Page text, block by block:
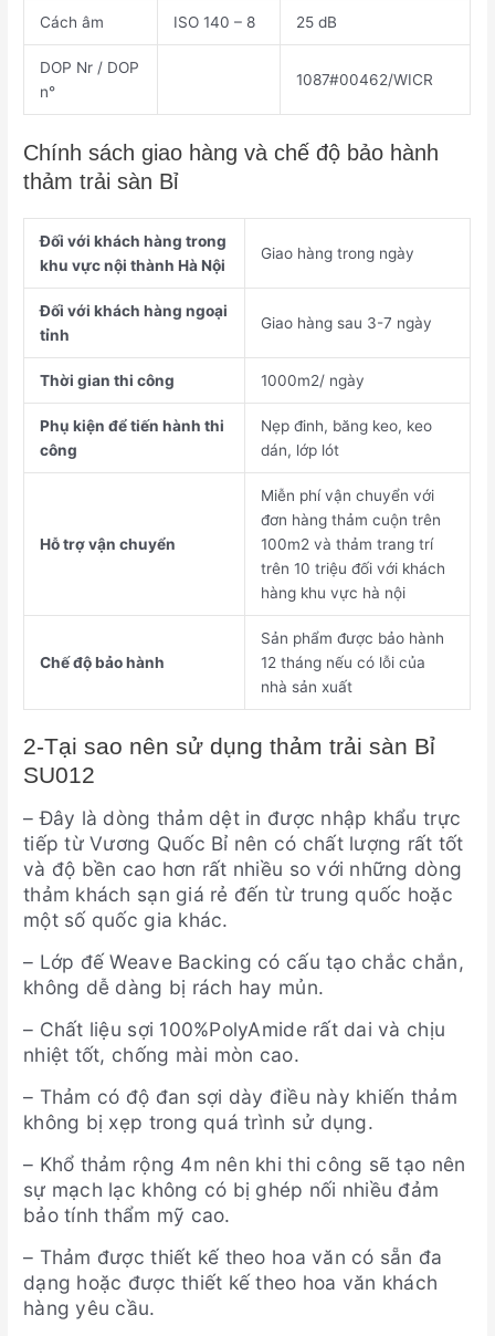
Cách âm ISO 140 – 8 25 dB
DOP Nr / DOP
n°
1087#00462/WICR
Chính sách giao hàng và chế độ bảo hành
thảm trải sàn Bỉ
Đối với khách hàng trong
khu vực nội thành Hà Nội
Giao hàng trong ngày
Đối với khách hàng ngoại
tỉnh
Giao hàng sau 3-7 ngày
Thời gian thi công 1000m2/ ngày
Phụ kiện để tiến hành thi
công
Nẹp đinh, băng keo, keo
dán, lớp lót
Hỗ trợ vận chuyển
Miễn phí vận chuyển với
đơn hàng thảm cuộn trên
100m2 và thảm trang trí
trên 10 triệu đối với khách
hàng khu vực hà nội
Chế độ bảo hành
Sản phẩm được bảo hành
12 tháng nếu có lỗi của
nhà sản xuất
2-Tại sao nên sử dụng thảm trải sàn Bỉ
SU012
– Đây là dòng thảm dệt in được nhập khẩu trực
tiếp từ Vương Quốc Bỉ nên có chất lượng rất tốt
và độ bền cao hơn rất nhiều so với những dòng
thảm khách sạn giá rẻ đến từ trung quốc hoặc
một số quốc gia khác.
– Lớp đế Weave Backing có cấu tạo chắc chắn,
không dễ dàng bị rách hay mủn.
– Chất liệu sợi 100%PolyAmide rất dai và chịu
nhiệt tốt, chống mài mòn cao.
– Thảm có độ đan sợi dày điều này khiến thảm
không bị xẹp trong quá trình sử dụng.
– Khổ thảm rộng 4m nên khi thi công sẽ tạo nên
sự mạch lạc không có bị ghép nối nhiều đảm
bảo tính thẩm mỹ cao.
– Thảm được thiết kế theo hoa văn có sẵn đa
dạng hoặc được thiết kế theo hoa văn khách
hàng yêu cầu.